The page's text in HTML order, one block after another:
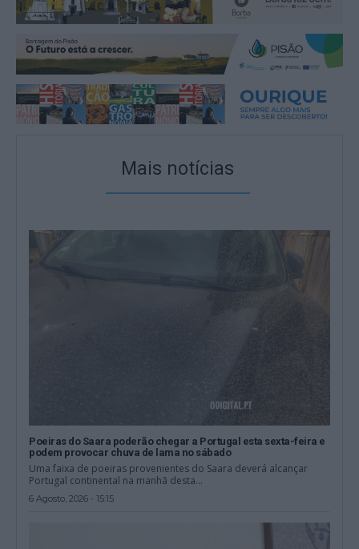
Mais notícias
Poeiras do Saara poderão chegar a Portugal esta sexta-feira e
podem provocar chuva de lama no sábado
Uma faixa de poeiras provenientes do Saara deverá alcançar
Portugal continental na manhã desta...
6 Agosto, 2026 - 15:15